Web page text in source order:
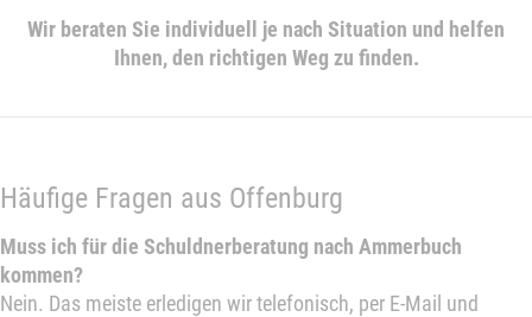
Wir beraten Sie individuell je nach Situation und helfen
Ihnen, den richtigen Weg zu finden.
Häufige Fragen aus Offenburg
Muss ich für die Schuldnerberatung nach Ammerbuch
kommen?
Nein. Das meiste erledigen wir telefonisch, per E-Mail und